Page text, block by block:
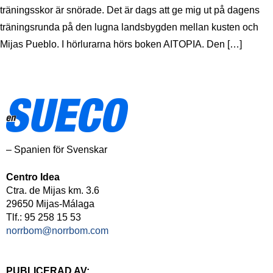
träningsskor är snörade. Det är dags att ge mig ut på dagens
träningsrunda på den lugna landsbygden mellan kusten och
Mijas Pueblo. I hörlurarna hörs boken AITOPIA. Den […]
– Spanien för Svenskar
Centro Idea
Ctra. de Mijas km. 3.6
29650 Mijas-Málaga
Tlf.: 95 258 15 53
norrbom@norrbom.com
PUBLICERAD AV: